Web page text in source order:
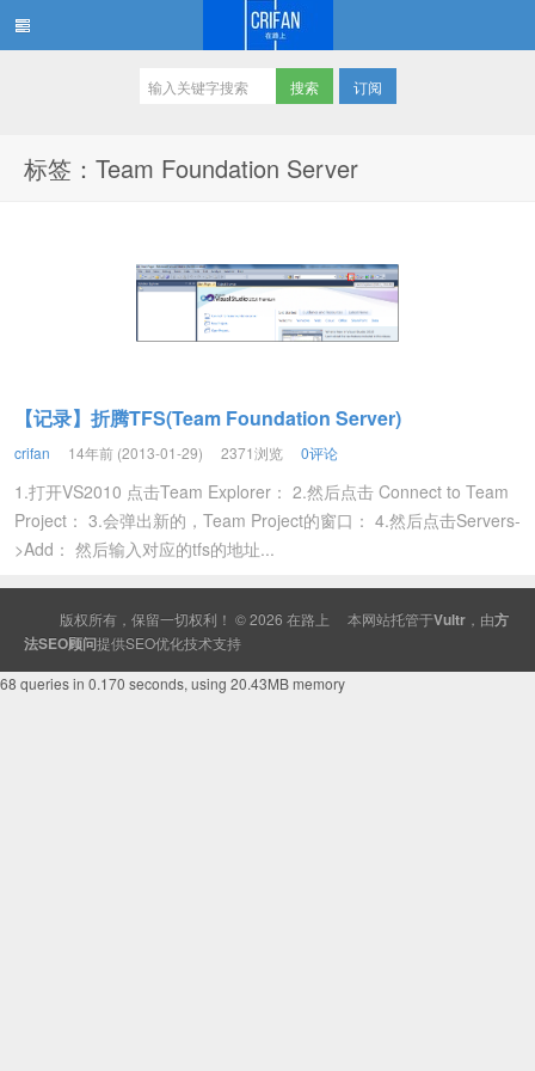
订阅
标签：Team Foundation Server
【记录】折腾TFS(Team Foundation Server)
crifan 14年前 (2013-01-29) 2371浏览 0评论
1.打开VS2010 点击Team Explorer： 2.然后点击 Connect to Team
Project： 3.会弹出新的，Team Project的窗口： 4.然后点击Servers-
>Add： 然后输入对应的tfs的地址...
版权所有，保留一切权利！ © 2026 在路上 本网站托管于Vultr ，由方
法SEO顾问提供SEO优化技术支持
68 queries in 0.170 seconds, using 20.43MB memory